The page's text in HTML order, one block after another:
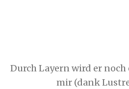
Durch Layern wird er
mir (dank